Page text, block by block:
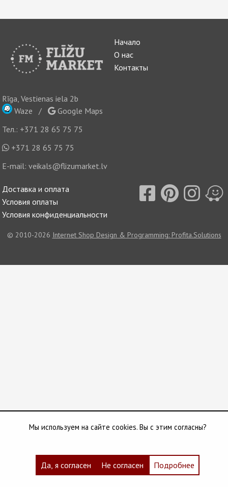
Rīga, Vestienas iela 2b
Waze /
Google Maps
Тел.: +371 28 65 75 75
+371 28 65 75 75
E-mail:veikals@flizumarket.lv
Начало
О нас
Контакты
Доставка и оплата
Условия оплаты
Условия конфиденциальности
© 2010-2026 Internet Shop Design & Programming: Profita.Solutions
Мы используем на сайте cookies. Вы с этим согласны?
Да, я согласен Не согласен Подробнее